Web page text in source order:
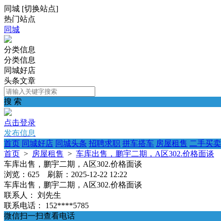
同城 [切换站点]
热门站点
同城
分类信息
分类信息
同城好店
头条文章
搜 索
点击登录
发布信息
首页 同城好店 同城头条 招聘求职 拼车搭车 房屋租售 二手买卖
首页 > 房屋租售 > 车库出售，鹏宇二期，A区302.价格面谈
车库出售，鹏宇二期，A区302.价格面谈
浏览：625 刷新：2025-12-22 12:22
车库出售，鹏宇二期，A区302.价格面谈
联系人：
刘先生
联系电话：
152****5785
微信扫一扫查看电话